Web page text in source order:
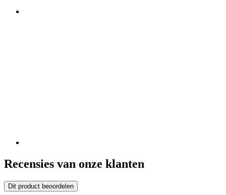
Recensies van onze klanten
Dit product beoordelen